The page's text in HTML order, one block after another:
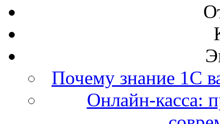
Почему знание 1С
Онлайн-касса: